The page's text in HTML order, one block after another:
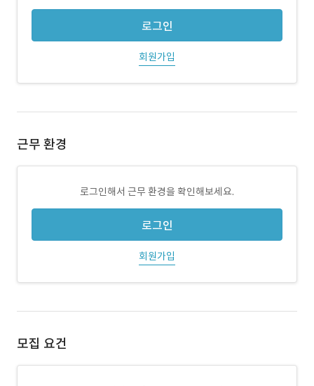
로그인
회원가입
근무 환경
로그인해서 근무 환경을 확인해보세요.
로그인
회원가입
모집 요건